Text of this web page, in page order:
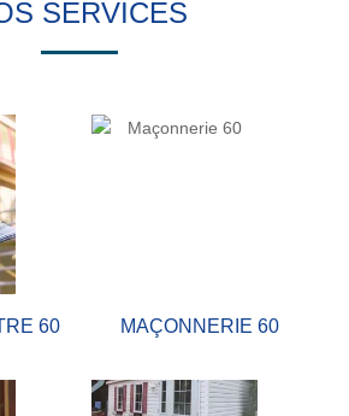
SERVICES
60
MAÇONNERIE 60